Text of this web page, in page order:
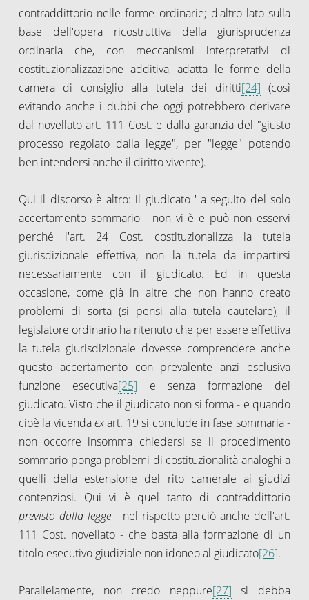
contraddittorio nelle forme ordinarie; d'altro lato sulla
base dell'opera ricostruttiva della giurisprudenza
ordinaria che, con meccanismi interpretativi di
costituzionalizzazione additiva, adatta le forme della
camera di consiglio alla tutela dei diritti[24] (così
evitando anche i dubbi che oggi potrebbero derivare
dal novellato art. 111 Cost. e dalla garanzia del "giusto
processo regolato dalla legge", per "legge" potendo
ben intendersi anche il diritto vivente).
Qui il discorso è altro: il giudicato ' a seguito del solo
accertamento sommario - non vi è e può non esservi
perché l'art. 24 Cost. costituzionalizza la tutela
giurisdizionale effettiva, non la tutela da impartirsi
necessariamente con il giudicato. Ed in questa
occasione, come già in altre che non hanno creato
problemi di sorta (si pensi alla tutela cautelare), il
legislatore ordinario ha ritenuto che per essere effettiva
la tutela giurisdizionale dovesse comprendere anche
questo accertamento con prevalente anzi esclusiva
funzione esecutiva[25] e senza formazione del
giudicato. Visto che il giudicato non si forma - e quando
cioè la vicendaexart. 19 si conclude in fase sommaria -
non occorre insomma chiedersi se il procedimento
sommario ponga problemi di costituzionalità analoghi a
quelli della estensione del rito camerale ai giudizi
contenziosi. Qui vi è quel tanto di contraddittorio
previsto dalla legge - nel rispetto perciò anche dell'art.
111 Cost. novellato - che basta alla formazione di un
titolo esecutivo giudiziale non idoneo al giudicato[26].
Parallelamente, non credo neppure[27] si debba